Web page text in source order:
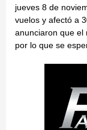
jueves 8 de
vuelos y afectó a
anunciaron que el
por lo que se